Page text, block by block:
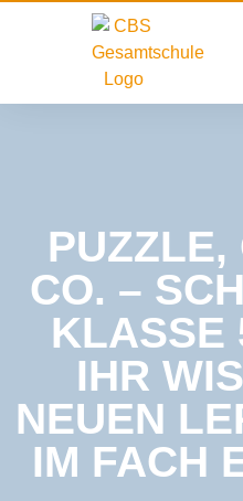
PUZZLE,
CO. –
KLASSE
IHR
NEUEN
IM FACH